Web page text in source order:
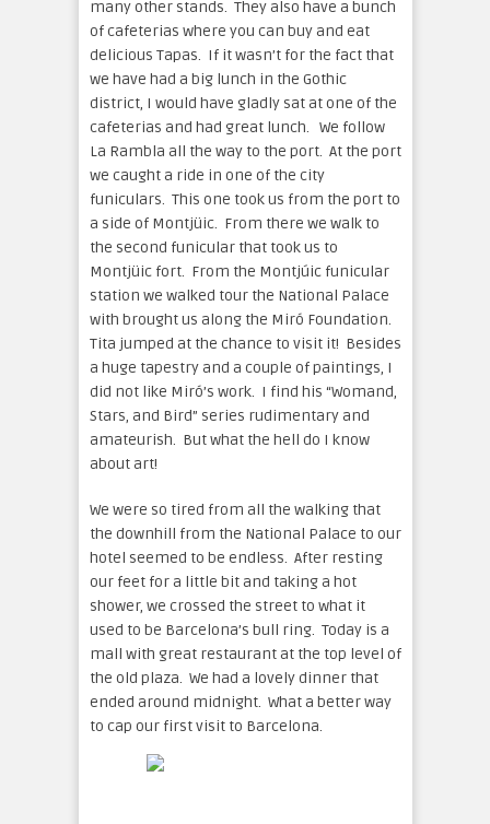
many other stands. They also have a bunch
of cafeterias where you can buy and eat
delicious Tapas. If it wasn’t for the fact that
we have had a big lunch in the Gothic
district, I would have gladly sat at one of the
cafeterias and had great lunch. We follow
La Rambla all the way to the port. At the port
we caught a ride in one of the city
funiculars. This one took us from the port to
a side of Montjüic. From there we walk to
the second funicular that took us to
Montjüic fort. From the Montjúic funicular
station we walked tour the National Palace
with brought us along the Miró Foundation.
Tita jumped at the chance to visit it! Besides
a huge tapestry and a couple of paintings, I
did not like Miró’s work. I find his “Womand,
Stars, and Bird” series rudimentary and
amateurish. But what the hell do I know
about art!
We were so tired from all the walking that
the downhill from the National Palace to our
hotel seemed to be endless. After resting
our feet for a little bit and taking a hot
shower, we crossed the street to what it
used to be Barcelona’s bull ring. Today is a
mall with great restaurant at the top level of
the old plaza. We had a lovely dinner that
ended around midnight. What a better way
to cap our first visit to Barcelona.